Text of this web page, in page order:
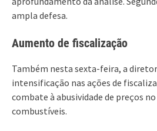
ampla defesa.
Aumento de fiscalização
Também nesta sexta-feira, a
intensificação nas ações de
combate à abusividade de preços
combustíveis.